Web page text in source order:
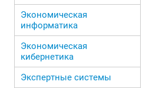
Экономическая
информатика
Экономическая
кибернетика
Экспертные системы